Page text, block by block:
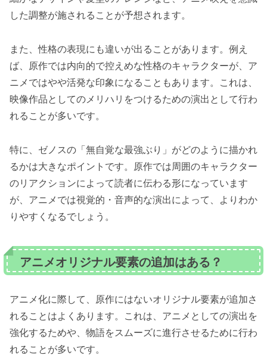
した調整が施されることが予想されます。
また、性格の表現にも違いが出ることがあります。例え
ば、原作では内向的で控えめな性格のキャラクターが、ア
ニメではやや活発な印象になることもあります。これは、
映像作品としてのメリハリをつけるための演出として行わ
れることが多いです。
特に、ゼノスの「無自覚な最強ぶり」がどのように描かれ
るかは大きなポイントです。原作では周囲のキャラクター
のリアクションによって読者に伝わる形になっています
が、アニメでは視覚的・音声的な演出によって、よりわか
りやすくなるでしょう。
アニメオリジナル要素の追加はある？
アニメ化に際して、原作にはないオリジナル要素が追加さ
れることはよくあります。これは、アニメとしての演出を
強化するためや、物語をスムーズに進行させるために行わ
れることが多いです。